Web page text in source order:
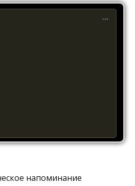
напоминание